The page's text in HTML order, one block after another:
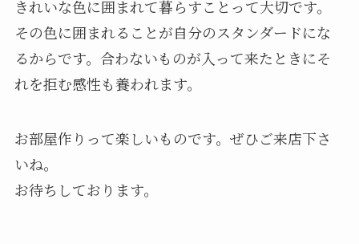
きれいな色に囲まれて暮らすことって大切です。
その色に囲まれることが自分のスタンダードにな
るからです。合わないものが入って来たときにそ
れを拒む感性も養われます。
お部屋作りって楽しいものです。ぜひご来店下さ
いね。
お待ちしております。